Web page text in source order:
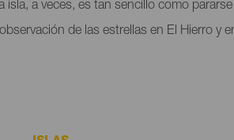
isla, a veces, es tan sencillo como
de las estrellas en El Hierro y